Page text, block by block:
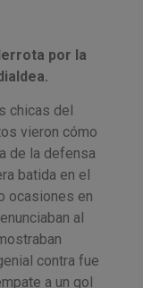
por la
chicas del
vieron cómo
de la defensa
batida en el
ocasiones en
al
contra fue
a un gol